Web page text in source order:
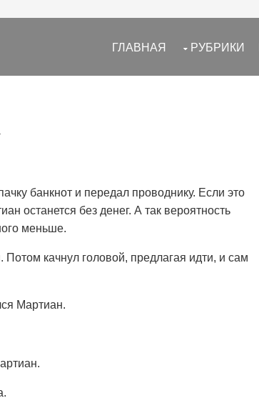
ГЛАВНАЯ РУБРИКИ
банкнот и передал проводнику. Если это
останется без денег. А так вероятность
меньше.
качнул головой, предлагая идти, и сам
Мартиан.